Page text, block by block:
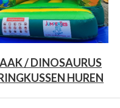
/ DINOSAURUS
HUREN